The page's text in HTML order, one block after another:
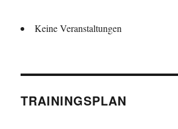
Keine Veranstaltungen
TRAININGSPLAN